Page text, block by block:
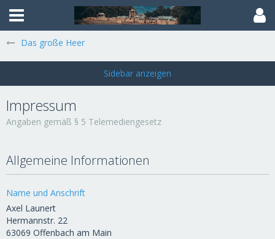
Das große Heer
Impressum
Angaben gemäß § 5 Telemediengesetz
Allgemeine Informationen
Name und Anschrift
Axel Launert
Hermannstr. 22
63069 Offenbach am Main